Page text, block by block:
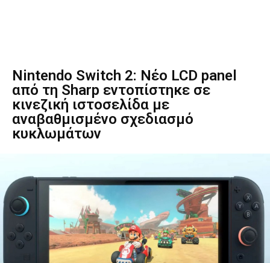
Nintendo Switch 2: Νέο LCD panel
από τη Sharp εντοπίστηκε σε
κινεζική ιστοσελίδα με
αναβαθμισμένο σχεδιασμό
κυκλωμάτων